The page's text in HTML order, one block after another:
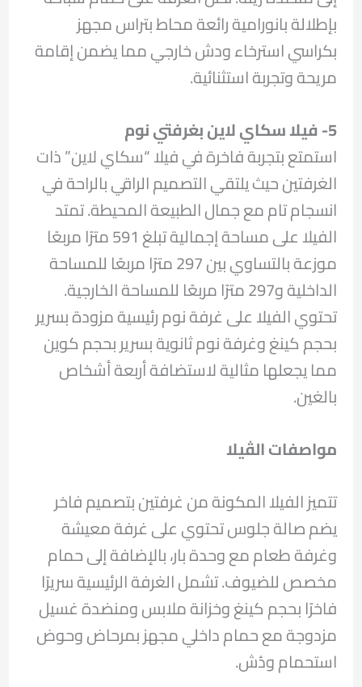
بإطلالة بانورامية رائعة محاط بتراس مجهز
بكراسي استرخاء ودش خارجي مما يضمن إقامة
مريحة وتجربة استثنائية.
5- فيلا سكاي لاين بغرفتي نوم
استمتع بتجربة فاخرة في فيلا “سكاي لاين” ذات
الغرفتين حيث يلتقي التصميم الراقي بالراحة في
انسجام تام مع جمال الطبيعة المحيطة. تمتد
الفيلا على مساحة إجمالية تبلغ 591 مترًا مربعًا
موزعة بالتساوي بين 297 مترًا مربعًا للمساحة
الداخلية و297 مترًا مربعًا للمساحة الخارجية.
تحتوي الفيلا على غرفة نوم رئيسية مزودة بسرير
بحجم كينغ وغرفة نوم ثانوية بسرير بحجم كوين
مما يجعلها مثالية لاستضافة أربعة أشخاص
بالغين.
مواصفات الڤيلا
تتميز الفيلا المكونة من غرفتين بتصميم فاخر
يضم صالة جلوس تحتوي على غرفة معيشة
وغرفة طعام مع وحدة بار، بالإضافة إلى حمام
مخصص للضيوف. تشمل الغرفة الرئيسية سريرًا
فاخرًا بحجم كينغ وخزانة ملابس ومنضدة غسيل
مزدوجة مع حمام داخلي مجهز بمرحاض وحوض
استحمام ودُش.